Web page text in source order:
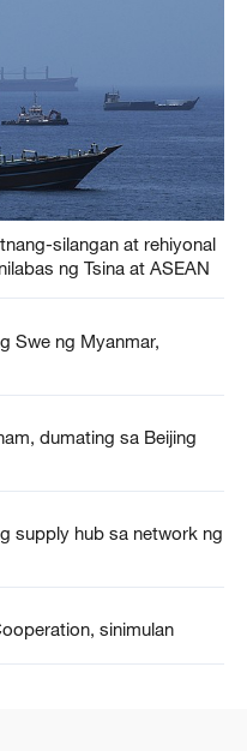
silangan at rehiyonal
ng Tsina at ASEAN
Swe ng Myanmar,
dumating sa Beijing
supply hub sa network ng
sinimulan